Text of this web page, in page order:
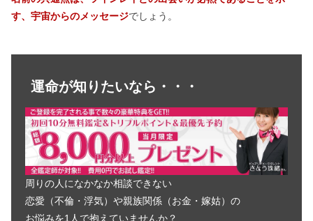
す、宇宙からのメッセージでしょう。
運命が知りたいなら・・・
周りの人になかなか相談できない
恋愛（不倫・浮気）や親族関係（お金・嫁姑）の
お悩みを1人で抱えていませんか？